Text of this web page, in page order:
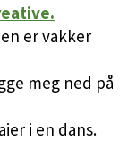
er vakker
meg ned på
i en dans.